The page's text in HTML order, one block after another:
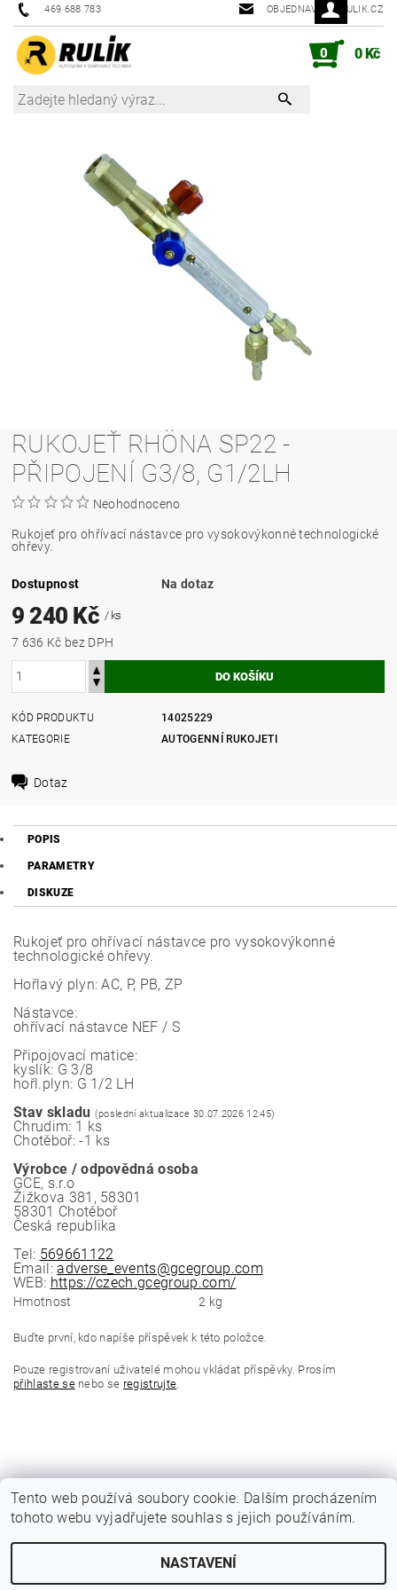
469 688 783 OBJEDNAVKY@RULIK.CZ
0 0 Kč
RUKOJEŤ RHÖNA SP22 -
PŘIPOJENÍ G3/8, G1/2LH
Neohodnoceno
Rukojeť pro ohřívací nástavce pro vysokovýkonné technologické
ohřevy.
Dostupnost Na dotaz
9 240 Kč / ks
7 636 Kč bez DPH
KÓD PRODUKTU
14025229
KATEGORIE
AUTOGENNÍ RUKOJETI
Dotaz
POPIS
PARAMETRY
DISKUZE
Rukojeť pro ohřívací nástavce pro vysokovýkonné
technologické ohřevy.
Hořlavý plyn: AC, P, PB, ZP
Nástavce:
ohřívací nástavce NEF / S
Připojovací matice:
kyslík: G 3/8
hořl.plyn: G 1/2 LH
Stav skladu (poslední aktualizace 30.07.2026 12:45)
Chrudim: 1 ks
Chotěboř: -1 ks
Výrobce / odpovědná osoba
GCE, s.r.o
Žižkova 381, 58301
58301 Chotěboř
Česká republika
Tel: 569661122
Email:adverse_events@gcegroup.com
WEB: https://czech.gcegroup.com/
Hmotnost 2 kg
Buďte první, kdo napíše příspěvek k této položce.
Pouze registrovaní uživatelé mohou vkládat příspěvky. Prosím
přihlaste senebo se registrujte.
Katalogy Autogen Chotěboř Původní eshop rulik.cz
2026 © Jiří Rulík Chrudim, všechna práva vyhrazenaUpravit nastavení cookies
Tento web používá soubory cookie. Dalším procházením
tohoto webu vyjadřujete souhlas s jejich používáním.
NASTAVENÍ